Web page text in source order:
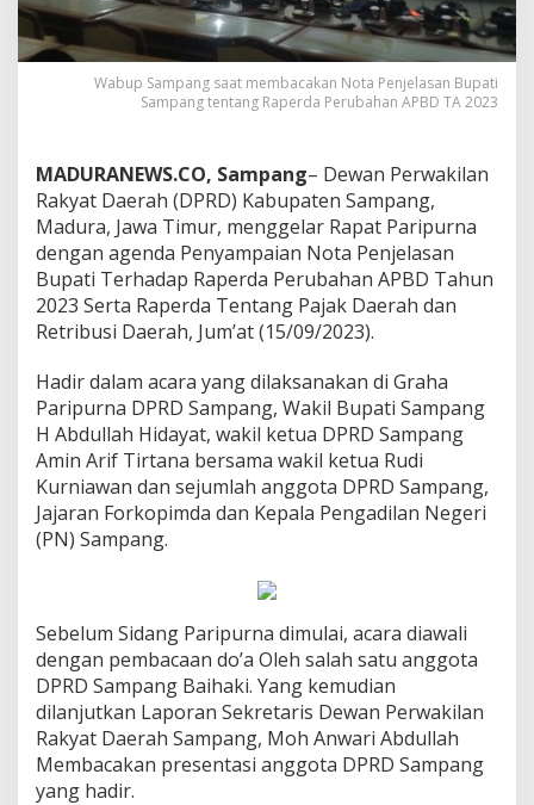
Wabup Sampang saat membacakan Nota Penjelasan Bupati
Sampang tentang Raperda Perubahan APBD TA 2023
MADURANEWS.CO, Sampang– Dewan Perwakilan
Rakyat Daerah (DPRD) Kabupaten Sampang,
Madura, Jawa Timur, menggelar Rapat Paripurna
dengan agenda Penyampaian Nota Penjelasan
Bupati Terhadap Raperda Perubahan APBD Tahun
2023 Serta Raperda Tentang Pajak Daerah dan
Retribusi Daerah, Jum’at (15/09/2023).
Hadir dalam acara yang dilaksanakan di Graha
Paripurna DPRD Sampang, Wakil Bupati Sampang
H Abdullah Hidayat, wakil ketua DPRD Sampang
Amin Arif Tirtana bersama wakil ketua Rudi
Kurniawan dan sejumlah anggota DPRD Sampang,
Jajaran Forkopimda dan Kepala Pengadilan Negeri
(PN) Sampang.
Sebelum Sidang Paripurna dimulai, acara diawali
dengan pembacaan do’a Oleh salah satu anggota
DPRD Sampang Baihaki. Yang kemudian
dilanjutkan Laporan Sekretaris Dewan Perwakilan
Rakyat Daerah Sampang, Moh Anwari Abdullah
Membacakan presentasi anggota DPRD Sampang
yang hadir.